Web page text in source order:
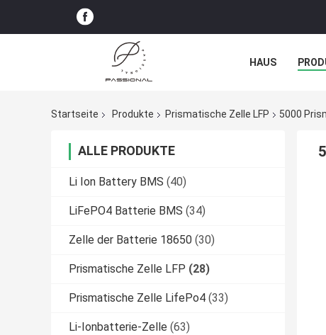
HAUS
Startseite
Produkte Prismatische Zelle LFP 5000
ALLE PRODUKTE
Li Ion Battery BMS (40)
LiFePO4 Batterie BMS (34)
Zelle der Batterie 18650 (30)
Prismatische Zelle LFP (28)
Prismatische Zelle LifePo4 (33)
Li-Ionbatterie-Zelle (63)